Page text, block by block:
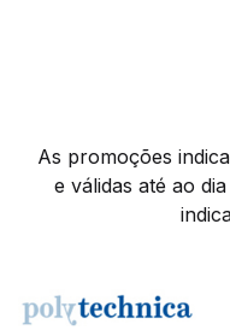
As promoções
e válidas até ao